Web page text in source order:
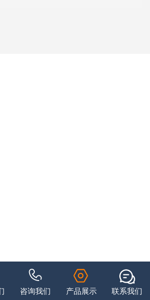
咨询我们 产品展示 联系我们